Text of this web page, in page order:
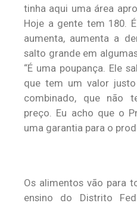
tinha aqui uma área
Hoje a gente tem 180.
aumenta, aumenta a
salto grande em
“É uma poupança. Ele
que tem um valor
combinado, que não
preço. Eu acho que o
uma garantia para o
Os alimentos vão para
ensino do Distrito